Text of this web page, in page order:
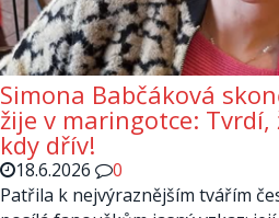
Simona Babčáková
žije v maringotce: Tvrdí,
kdy dřív!
18.6.2026
0
Patřila k nejvýraznějším tvářím